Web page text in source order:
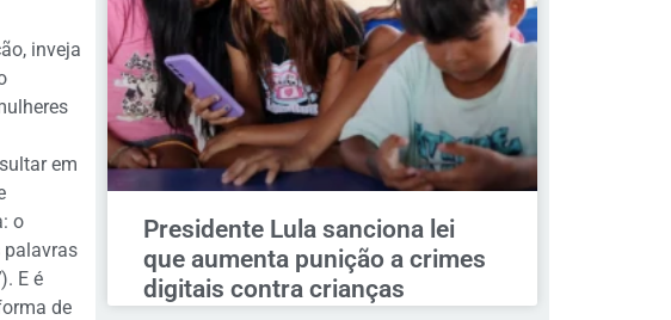
inveja
em
o
palavras
). E é
de
Presidente Lula sanciona lei
que aumenta punição a crimes
digitais contra crianças